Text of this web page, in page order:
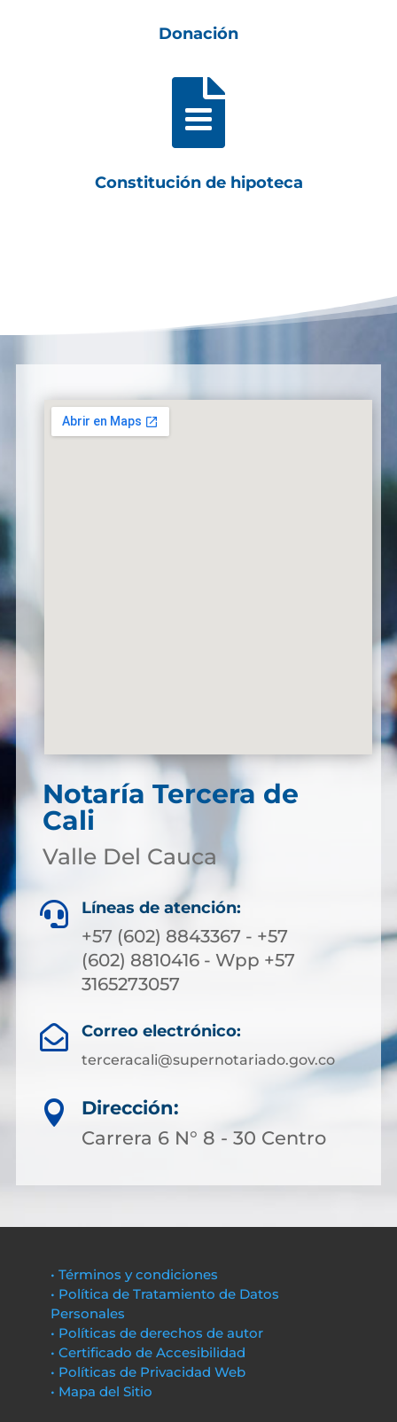
Donación

Constitución de hipoteca
Notaría Tercera de
Cali
Valle Del Cauca
 Líneas de atención:
+57 (602) 8843367 - +57
(602) 8810416 - Wpp +57
3165273057
 Correo electrónico:
terceracali@supernotariado.gov.co

Dirección:
Carrera 6 N° 8 - 30 Centro
• Términos y condiciones
• Política de Tratamiento de Datos
Personales
• Políticas de derechos de autor
• Certificado de Accesibilidad
• Políticas de Privacidad Web
• Mapa del Sitio